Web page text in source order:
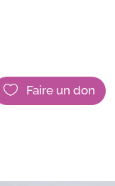
 Faire un don